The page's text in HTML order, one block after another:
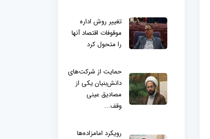
تغییر روش اداره
موقوفات اقتصاد آنها
را متحول کرد
حمایت از شرکت‌های
دانش‌بنیان یکی از
مصادیق عینی
وقف...
رویکرد امامزاده‌ها